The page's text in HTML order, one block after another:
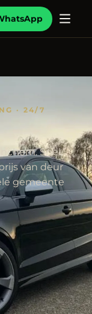
· 24/7
Snel,
van deur
gemeente